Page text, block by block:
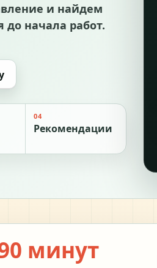
и найдем
до начала работ.
04
Рекомендации
минут